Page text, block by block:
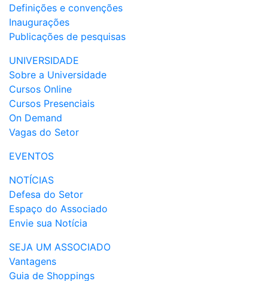
Definições e convenções
Inaugurações
Publicações de pesquisas
UNIVERSIDADE
Sobre a Universidade
Cursos Online
Cursos Presenciais
On Demand
Vagas do Setor
EVENTOS
NOTÍCIAS
Defesa do Setor
Espaço do Associado
Envie sua Notícia
SEJA UM ASSOCIADO
Vantagens
Guia de Shoppings